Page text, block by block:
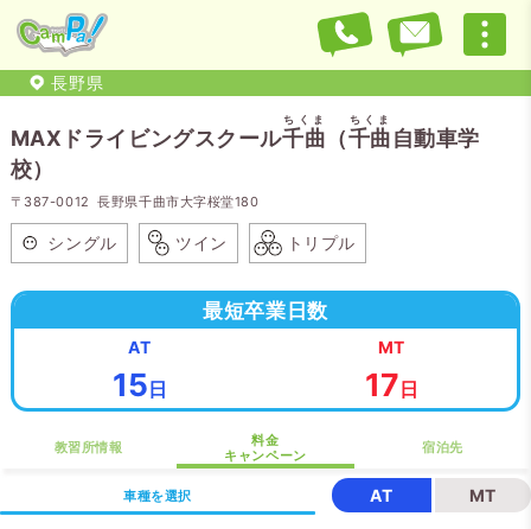
長野県
MAXドライビングスクール千曲
ちくま
（千曲
ちくま
自動車学
校）
〒387-0012 長野県千曲市大字桜堂180
シングル ツイン トリプル
最短卒業日数
AT
15 日
MT
17 日
教習所情報
料金
キャンペーン
宿泊先
車種を選択 AT MT